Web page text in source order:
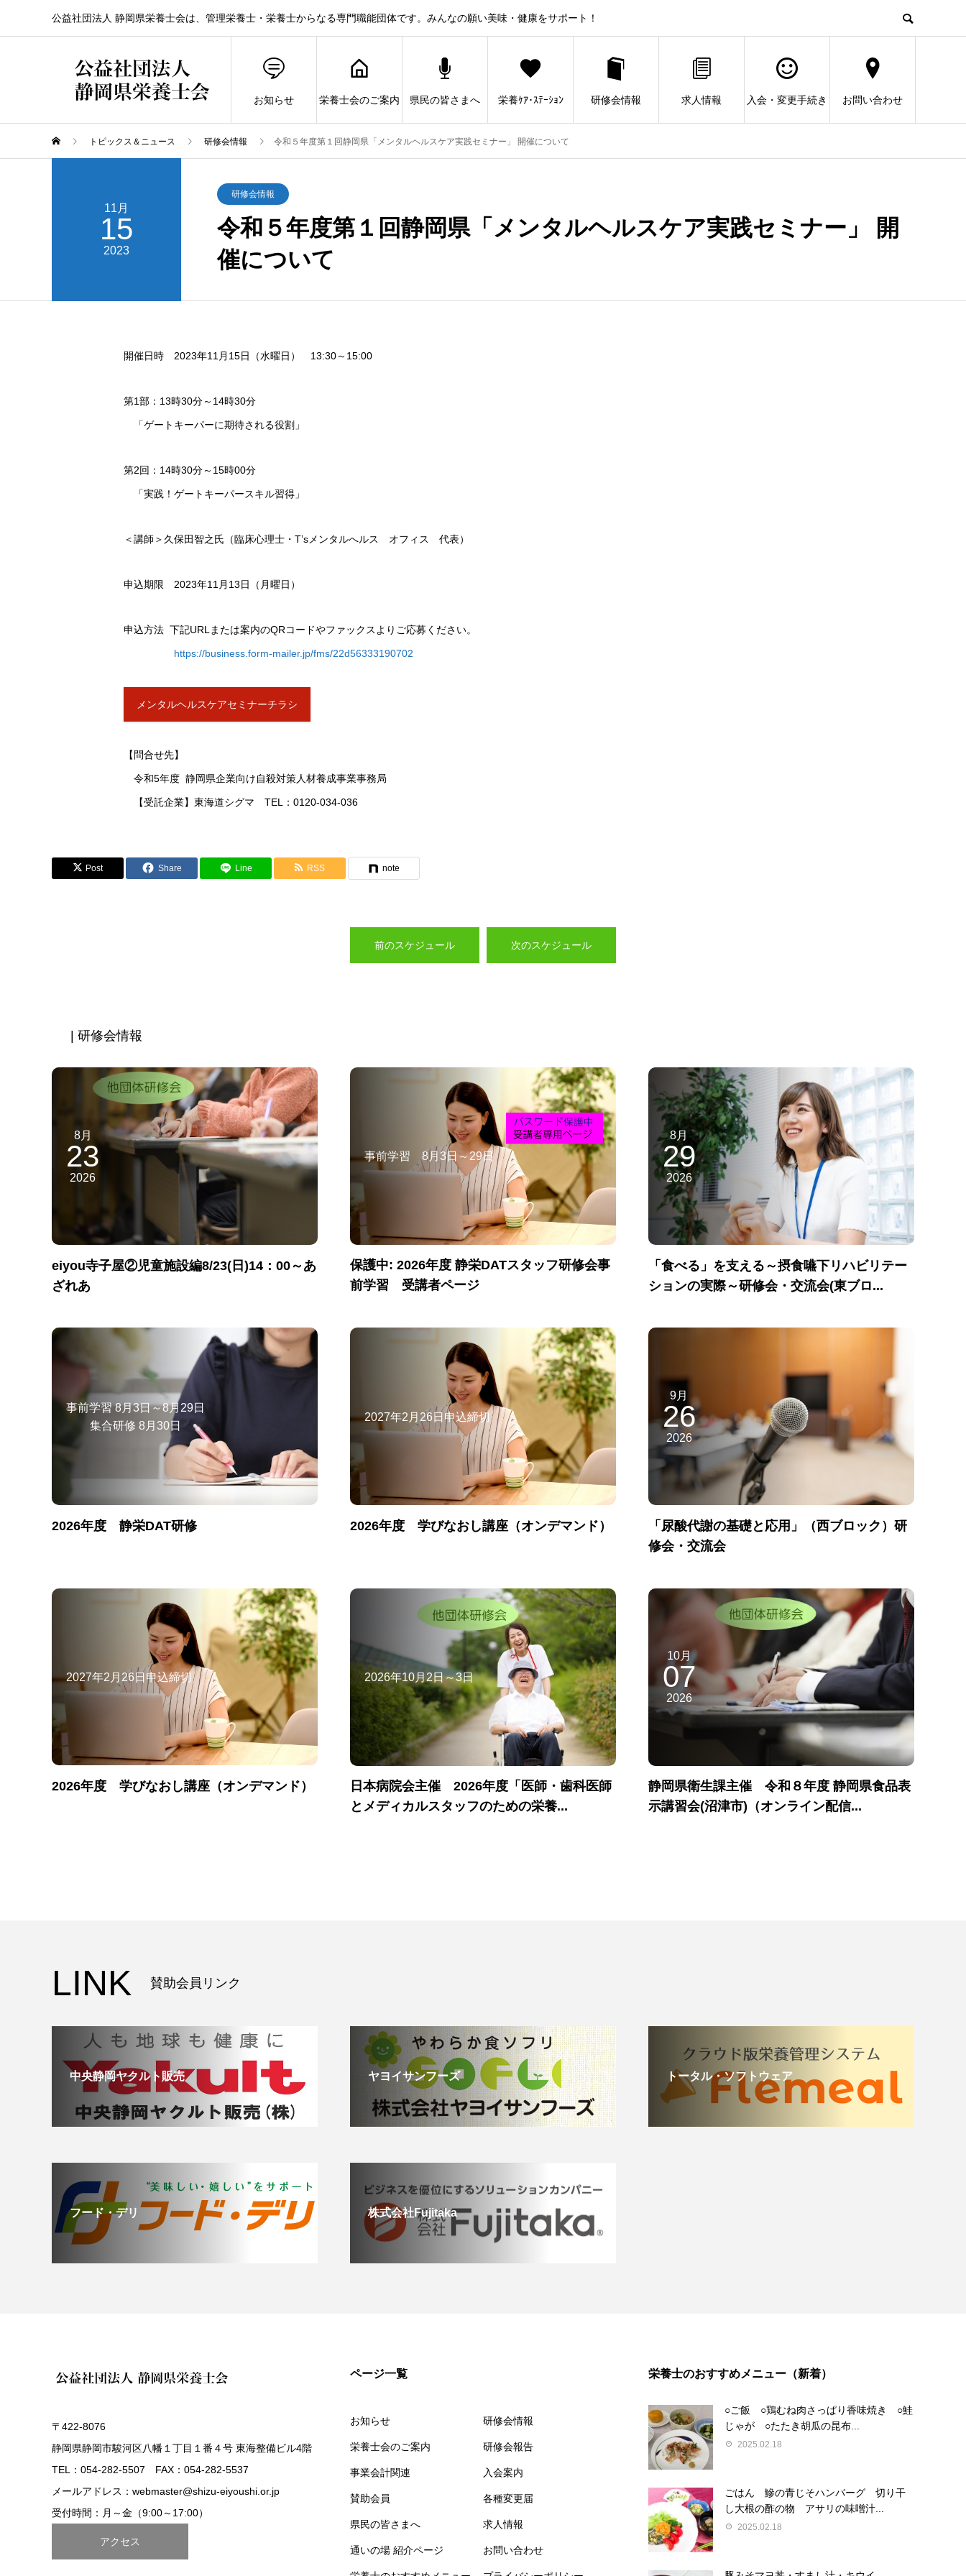
公益社団法人 静岡県栄養士会は、管理栄養士・栄養士からなる専門職能団体です。みんなの願い美味・健康をサポート！
お知らせ 栄養士会のご案内 県民の皆さまへ 栄養ｹｱ･ｽﾃｰｼｮﾝ 研修会情報 求人情報 入会・変更手続き お問い合わせ
トピックス＆ニュース 研修会情報 令和５年度第１回静岡県「メンタルヘルスケア実践セミナー」 開催について
11月
15
2023
研修会情報
令和５年度第１回静岡県「メンタルヘルスケア実践セミナー」 開
催について
開催日時 2023年11月15日（水曜日） 13:30～15:00
第1部：13時30分～14時30分
「ゲートキーパーに期待される役割」
第2回：14時30分～15時00分
「実践！ゲートキーパースキル習得」
＜講師＞久保田智之氏（臨床心理士・T’sメンタルへルス オフィス 代表）
申込期限 2023年11月13日（月曜日）
申込方法 下記URLまたは案内のQRコードやファックスよりご応募ください。
https://business.form-mailer.jp/fms/22d56333190702
メンタルヘルスケアセミナーチラシ
【問合せ先】
令和5年度 静岡県企業向け自殺対策人材養成事業事務局
【受託企業】東海道シグマ TEL：0120-034-036
Post Share Line RSS note
前のスケジュール 次のスケジュール
| 研修会情報
8月
23
2026
eiyou寺子屋②児童施設編8/23(日)14：00～あ
ざれあ
事前学習 8月3日～29日
保護中: 2026年度 静栄DATスタッフ研修会事
前学習 受講者ページ
8月
29
2026
「食べる」を支える～摂食嚥下リハビリテー
ションの実際～研修会・交流会(東ブロ...
事前学習 8月3日～8月29日
集合研修 8月30日
2026年度 静栄DAT研修
2027年2月26日申込締切
2026年度 学びなおし講座（オンデマンド）
9月
26
2026
「尿酸代謝の基礎と応用」（西ブロック）研
修会・交流会
2027年2月26日申込締切
2026年度 学びなおし講座（オンデマンド）
2026年10月2日～3日
日本病院会主催 2026年度「医師・歯科医師
とメディカルスタッフのための栄養...
10月
07
2026
静岡県衛生課主催 令和８年度 静岡県食品表
示講習会(沼津市)（オンライン配信...
LINK 賛助会員リンク
中央静岡ヤクルト販売 ヤヨイサンフーズ トータル・ソフトウェア
フード・デリ 株式会社Fujitaka
〒422-8076
静岡県静岡市駿河区八幡１丁目１番４号 東海整備ビル4階
TEL：054-282-5507 FAX：054-282-5537
メールアドレス：webmaster@shizu-eiyoushi.or.jp
受付時間：月～金（9:00～17:00）
アクセス
ページ一覧
お知らせ
栄養士会のご案内
事業会計関連
賛助会員
県民の皆さまへ
通いの場 紹介ページ
研修会情報
研修会報告
入会案内
各種変更届
求人情報
お問い合わせ
栄養士のおすすめメニュー（新着）
○ご飯 ○鶏むね肉さっぱり香味焼き ○鮭
じゃが ○たたき胡瓜の昆布...
2025.02.18
ごはん 鰺の青じそハンバーグ 切り干
し大根の酢の物 アサリの味噌汁...
2025.02.18